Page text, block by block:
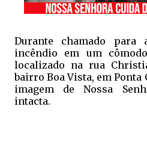
Durante chamado para
incêndio em um
localizado na rua
bairro Boa Vista, em Ponta
imagem de Nossa
intacta.